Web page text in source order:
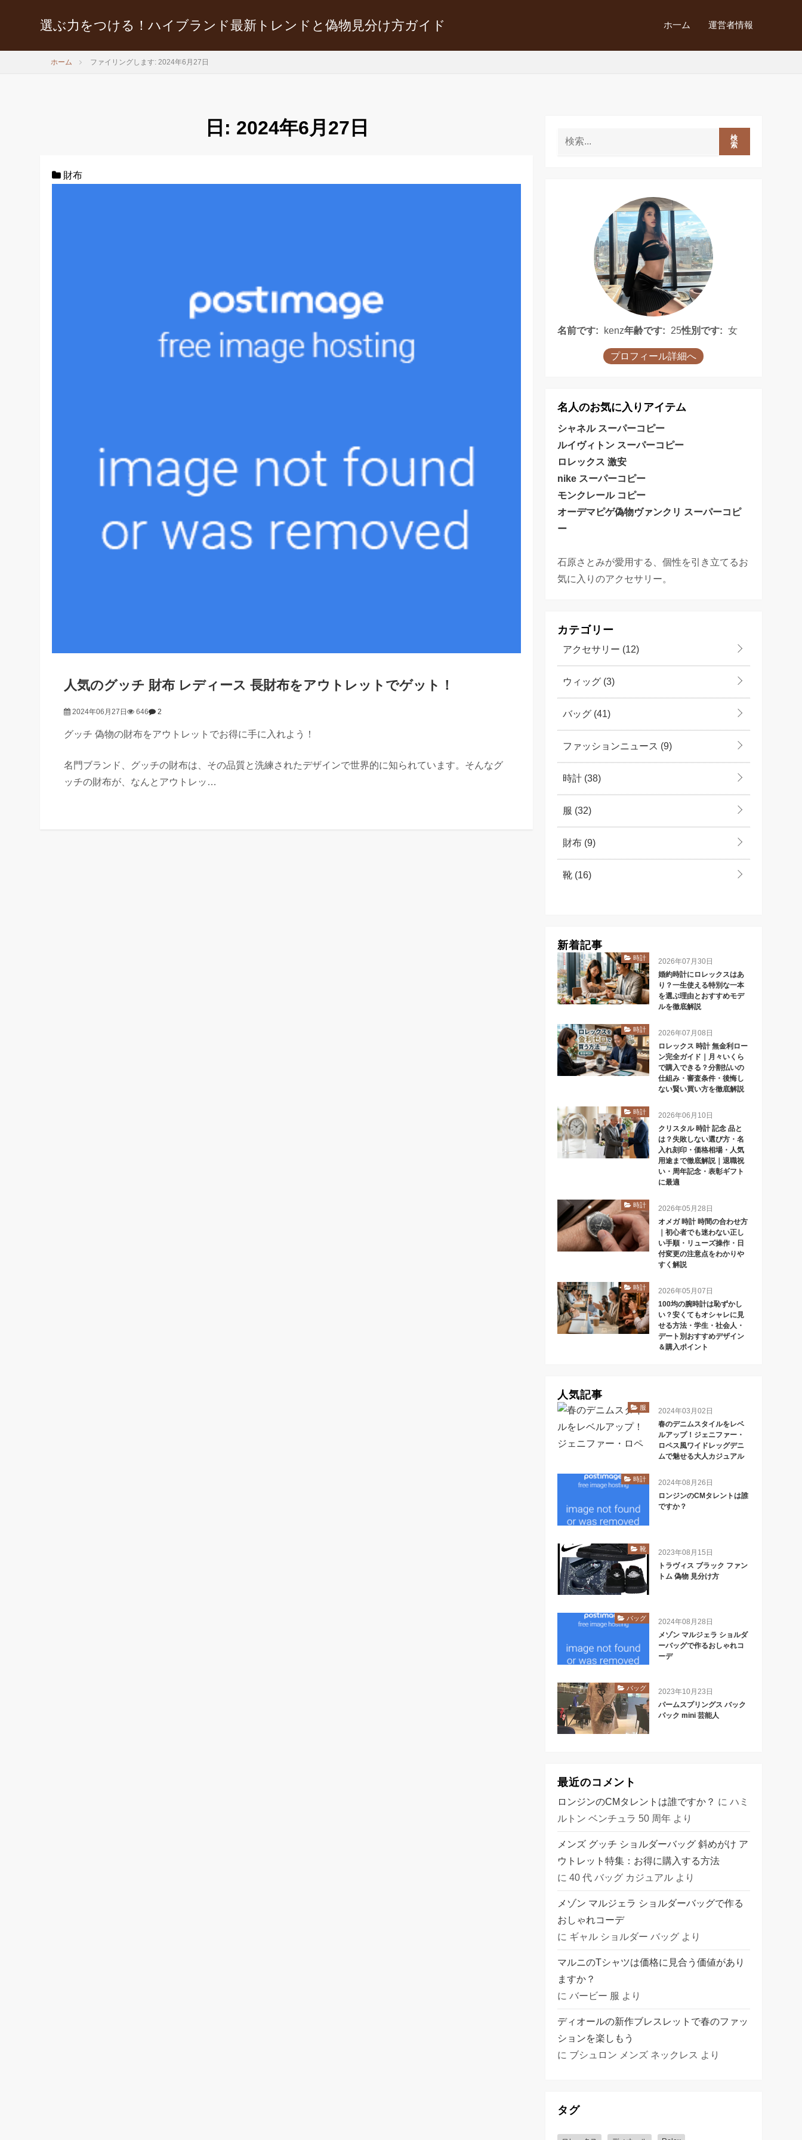
選ぶ力をつける！ハイブランド最新トレンドと偽物見分け方ガイド ホ一ム 運営者情報
ホーム ファイリングします: 2024年6月27日
日: 2024年6月27日
財布
人気のグッチ 財布 レディース 長財布をアウトレットでゲット！
2024年06月27日 646 2
グッチ 偽物の財布をアウトレットでお得に手に入れよう！
名門ブランド、グッチの財布は、その品質と洗練されたデザインで世界的に知られています。そんなグ
ッチの財布が、なんとアウトレッ…
検
索
名前です: kenz年齢です: 25性別です: 女
プロフィール詳細へ
名人のお気に入りアイテム
シャネル スーパーコピー
ルイヴィトン スーパーコピー
ロレックス 激安
nike スーパーコピー
モンクレール コピー
オーデマピゲ偽物ヴァンクリ スーパーコピ
ー
石原さとみが愛用する、個性を引き立てるお
気に入りのアクセサリー。
カテゴリー
アクセサリー (12)
ウィッグ (3)
バッグ (41)
ファッションニュース (9)
時計 (38)
服 (32)
財布 (9)
靴 (16)
新着記事
時計
2026年07月30日
婚約時計にロレックスはあ
り？一生使える特別な一本
を選ぶ理由とおすすめモデ
ルを徹底解説
時計
2026年07月08日
ロレックス 時計 無金利ロー
ン完全ガイド｜月々いくら
で購入できる？分割払いの
仕組み・審査条件・後悔し
ない賢い買い方を徹底解説
時計
2026年06月10日
クリスタル 時計 記念 品と
は？失敗しない選び方・名
入れ刻印・価格相場・人気
用途まで徹底解説｜退職祝
い・周年記念・表彰ギフト
に最適
時計
2026年05月28日
オメガ 時計 時間の合わせ方
｜初心者でも迷わない正し
い手順・リューズ操作・日
付変更の注意点をわかりや
すく解説
時計
2026年05月07日
100均の腕時計は恥ずかし
い？安くてもオシャレに見
せる方法・学生・社会人・
デート別おすすめデザイン
＆購入ポイント
人気記事
服
2024年03月02日
春のデニムスタイルをレベ
ルアップ！ジェニファー・
ロペス風ワイドレッグデニ
ムで魅せる大人カジュアル
時計
2024年08月26日
ロンジンのCMタレントは誰
ですか？
靴
2023年08月15日
トラヴィス ブラック ファン
トム 偽物 見分け方
バッグ
2024年08月28日
メゾン マルジェラ ショルダ
ーバッグで作るおしゃれコ
ーデ
バッグ
2023年10月23日
パームスプリングス バック
パック mini 芸能人
最近のコメント
ロンジンのCMタレントは誰ですか？ に ハミ
ルトン ベンチュラ 50 周年より
メンズ グッチ ショルダーバッグ 斜めがけ ア
ウトレット特集：お得に購入する方法
に 40 代 バッグ カジュアルより
メゾン マルジェラ ショルダーバッグで作る
おしゃれコーデ
に ギャル ショルダー バッグより
マルニのTシャツは価格に見合う価値があり
ますか？
に バービー 服 より
ディオールの新作ブレスレットで春のファッ
ションを楽しもう
に ブシュロン メンズ ネックレス より
タグ